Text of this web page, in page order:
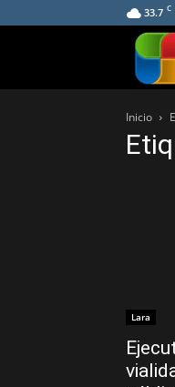
33.7 C
Inicio
Lara